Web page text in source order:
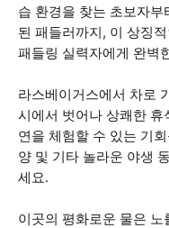
습 환경을 찾는 초보자
된 패들러까지, 이 상징
패들링 실력자에게 완벽
라스베이거스에서 차로
시에서 벗어나 상쾌한
연을 체험할 수 있는 기
양 및 기타 놀라운 야생
세요.
이곳의 평화로운 물은